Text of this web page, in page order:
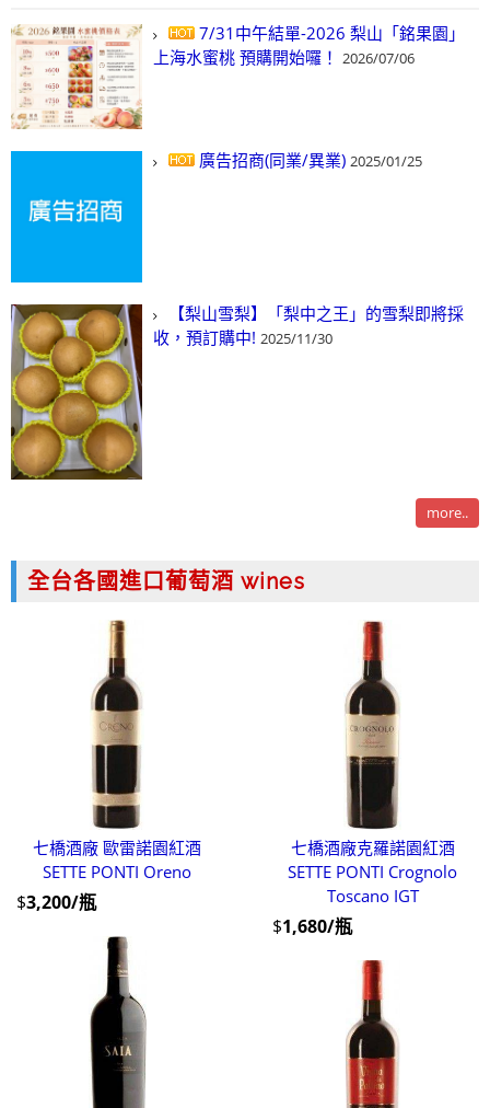
7/31中午結單-2026 梨山「銘果園」
上海水蜜桃 預購開始囉！ 2026/07/06
廣告招商(同業/異業) 2025/01/25
【梨山雪梨】「梨中之王」的雪梨即將採
收，預訂購中! 2025/11/30
more..
全台各國進口葡萄酒 wines
七橋酒廠 歐雷諾園紅酒
SETTE PONTI Oreno
$3,200/瓶
七橋酒廠克羅諾園紅酒
SETTE PONTI Crognolo
Toscano IGT
$1,680/瓶